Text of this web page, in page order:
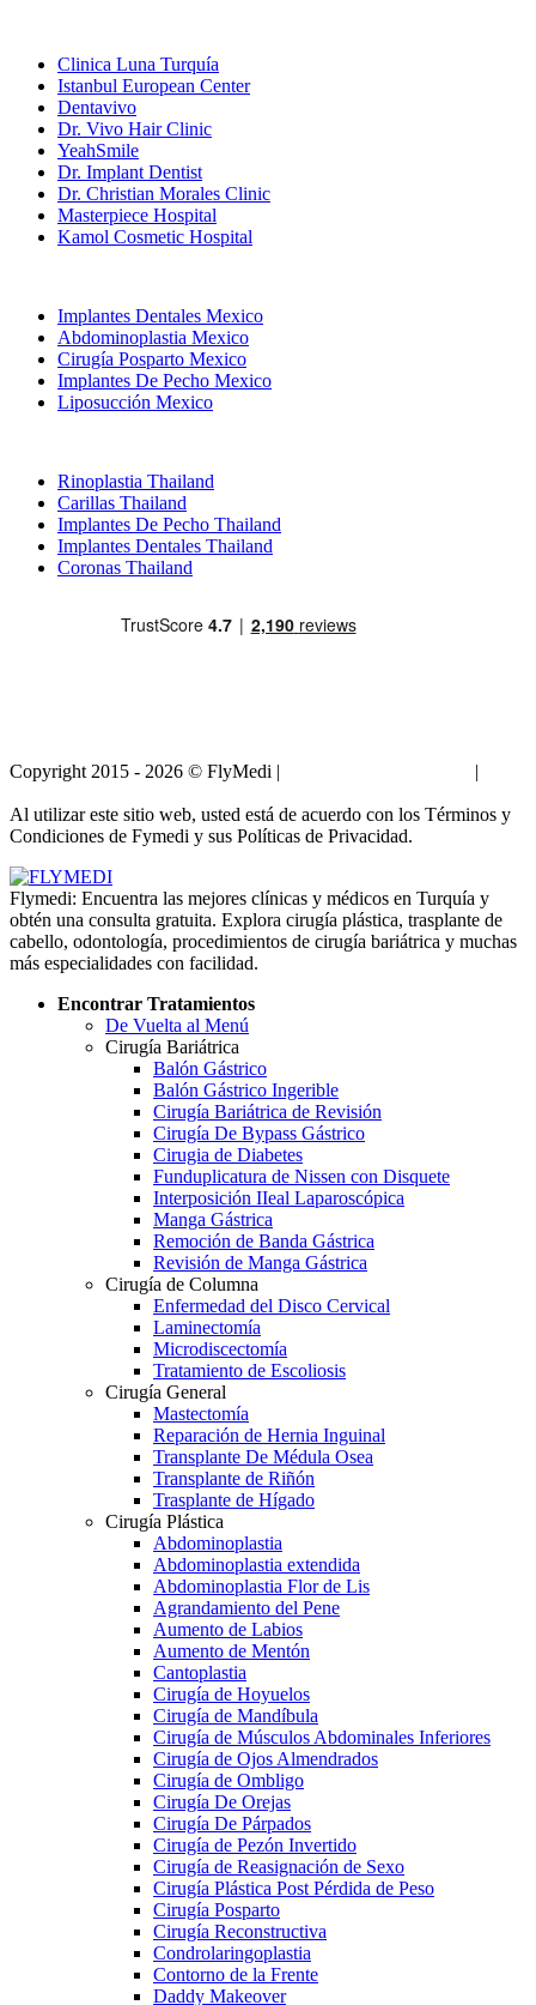
Clinica Luna Turquía
Istanbul European Center
Dentavivo
Dr. Vivo Hair Clinic
YeahSmile
Dr. Implant Dentist
Dr. Christian Morales Clinic
Masterpiece Hospital
Kamol Cosmetic Hospital
Implantes Dentales Mexico
Abdominoplastia Mexico
Cirugía Posparto Mexico
Implantes De Pecho Mexico
Liposucción Mexico
Rinoplastia Thailand
Carillas Thailand
Implantes De Pecho Thailand
Implantes Dentales Thailand
Coronas Thailand
Copyright 2015 - 2026 © FlyMedi |
|
Al utilizar este sitio web, usted está de acuerdo con los Términos y
Condiciones de Fymedi y sus Políticas de Privacidad.
Flymedi: Encuentra las mejores clínicas y médicos en Turquía y
obtén una consulta gratuita. Explora cirugía plástica, trasplante de
cabello, odontología, procedimientos de cirugía bariátrica y muchas
más especialidades con facilidad.
Encontrar Tratamientos
De Vuelta al Menú
Cirugía Bariátrica
Balón Gástrico
Balón Gástrico Ingerible
Cirugía Bariátrica de Revisión
Cirugía De Bypass Gástrico
Cirugia de Diabetes
Funduplicatura de Nissen con Disquete
Interposición IIeal Laparoscópica
Manga Gástrica
Remoción de Banda Gástrica
Revisión de Manga Gástrica
Cirugía de Columna
Enfermedad del Disco Cervical
Laminectomía
Microdiscectomía
Tratamiento de Escoliosis
Cirugía General
Mastectomía
Reparación de Hernia Inguinal
Transplante De Médula Osea
Transplante de Riñón
Trasplante de Hígado
Cirugía Plástica
Abdominoplastia
Abdominoplastia extendida
Abdominoplastia Flor de Lis
Agrandamiento del Pene
Aumento de Labios
Aumento de Mentón
Cantoplastia
Cirugía de Hoyuelos
Cirugía de Mandíbula
Cirugía de Músculos Abdominales Inferiores
Cirugía de Ojos Almendrados
Cirugía de Ombligo
Cirugía De Orejas
Cirugía De Párpados
Cirugía de Pezón Invertido
Cirugía de Reasignación de Sexo
Cirugía Plástica Post Pérdida de Peso
Cirugía Posparto
Cirugía Reconstructiva
Condrolaringoplastia
Contorno de la Frente
Daddy Makeover